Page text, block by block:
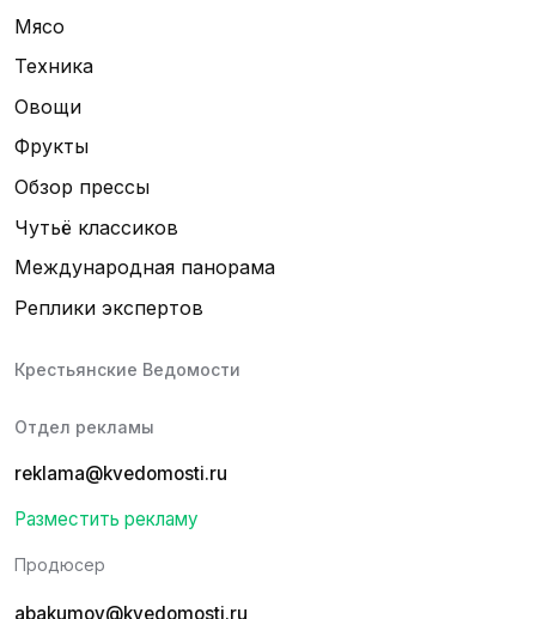
Мясо
Техника
Овощи
Фрукты
Обзор прессы
Чутьё классиков
Международная панорама
Реплики экспертов
Крестьянские Ведомости
Отдел рекламы
reklama@kvedomosti.ru
Разместить рекламу
Продюсер
abakumov@kvedomosti.ru